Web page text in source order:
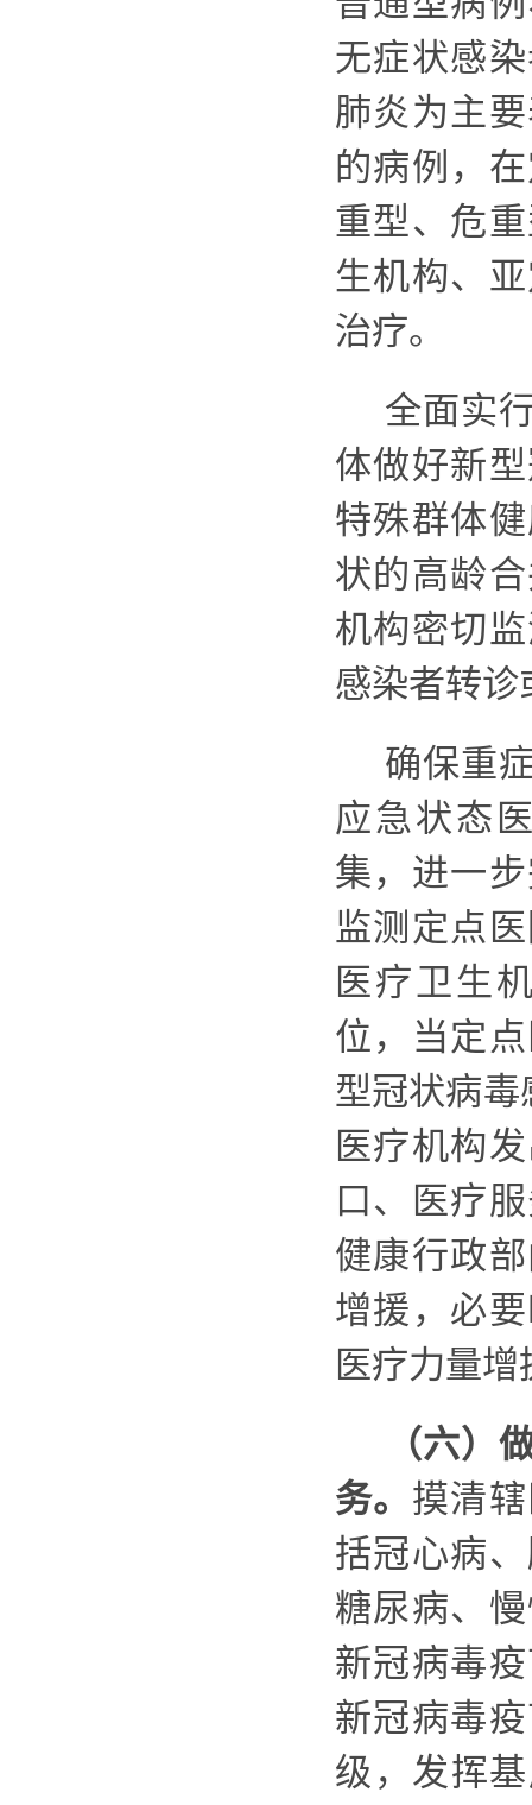
无症状感
肺炎为主
的病例，
重型、危
生机构、
治疗。
全面实
体做好新
特殊群体
状的高龄
机构密切
感染者转诊
确保重
应急状态
集 ，进一
监测定点
医疗卫生
位，当定
型冠状病毒
医疗机构
口、医疗
健康行政
增援，必
医疗力量
（六）
务。 摸清
括冠心病
糖尿病、
新冠病毒
新冠病毒
级，发挥